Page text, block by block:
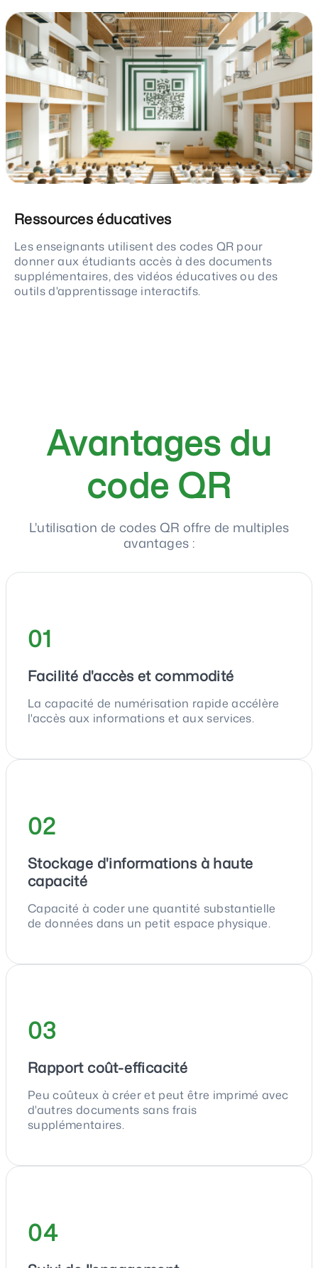
Ressources éducatives
Les enseignants utilisent des codes QR pour
donner aux étudiants accès à des documents
supplémentaires, des vidéos éducatives ou des
outils d'apprentissage interactifs.
Avantages du
code QR
L'utilisation de codes QR offre de multiples
avantages :
01
Facilité d'accès et commodité
La capacité de numérisation rapide accélère
l'accès aux informations et aux services.
02
Stockage d'informations à haute
capacité
Capacité à coder une quantité substantielle
de données dans un petit espace physique.
03
Rapport coût-efficacité
Peu coûteux à créer et peut être imprimé avec
d'autres documents sans frais
supplémentaires.
04